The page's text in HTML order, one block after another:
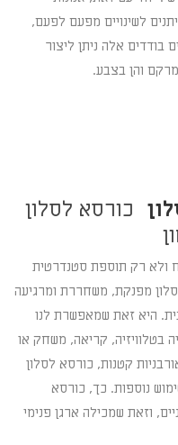
לשינויים מפעם לפעם,
בודדים אלה ניתן ליצור
והן בצבע.
כורסא לסלון
ולא רק תוספת סטנדרטית
מפנקת, משחררת ומרגיעה
היא זאת שמאפשרת לנו
בטלוויזיה, קריאה, משחק או
קטנות, כורסא לסלון
נוספות. כך, כורסא
וזאת שמכילה ארגן פנימי